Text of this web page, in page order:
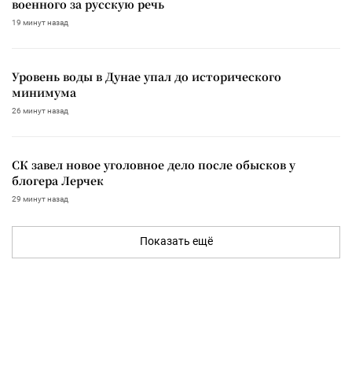
военного за русскую речь
19 минут назад
Уровень воды в Дунае упал до исторического
минимума
26 минут назад
СК завел новое уголовное дело после обысков у
блогера Лерчек
29 минут назад
Показать ещё